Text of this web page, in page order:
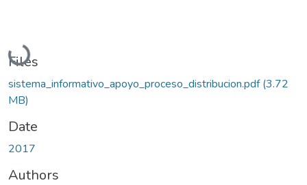
Loading...
Files
sistema_informativo_apoyo_proceso_distribucion.pdf(3.72
MB)
Date
2017
Authors